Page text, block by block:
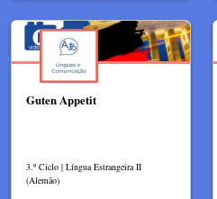
Guten Appetit
3.º Ciclo | Língua Estrangeira II
(Alemão)